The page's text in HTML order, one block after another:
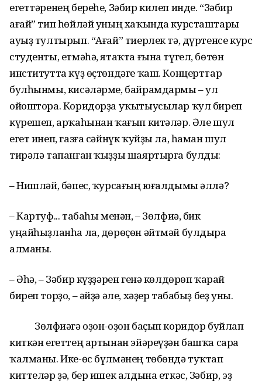
егеттәренең береһе, Зәбир килеп инде. “Зәбир
ағай” тип һөйләй уның хаҡында курсташтары
ауыҙ тултырып. “Ағай” тиерлек тә, дүртенсе курс
студенты, етмәһә, ятаҡта ғына түгел, бөтөн
институтта күҙ өҫтөндәге ҡаш. Концерттар
булһынмы, кисәләрме, байрамдармы – ул
ойоштора. Коридорҙа уҡытыусылар ҡул биреп
күрешеп, арҡаһынан ҡағып китәләр. Әле шул
егет инеп, газға сәйнүк ҡуйҙы ла, һаман шул
тирәлә тапанған ҡыҙҙы шаяртырға булды:
– Нишләй, бәпес, ҡурсағың юғалдымы әллә?
– Картуф... табаһы менән, – Зөлфиә, бик
уңайһыҙланһа ла, дөрөҫөн әйтмәй булдыра
алманы.
– Әһә, – Зәбир күҙҙәрен генә көлдөрөп ҡарай
биреп торҙо, – әйҙә әле, хәҙер табабыҙ беҙ уны.
Зөлфиәгә оҙон-оҙон баҫып коридор буйлап
киткән егеттең артынан эйәреүҙән башҡа сара
ҡалманы. Ике-өс бүлмәнең төбөндә туҡтап
киттеләр ҙә, бер ишек алдына еткәс, Зәбир, эҙ